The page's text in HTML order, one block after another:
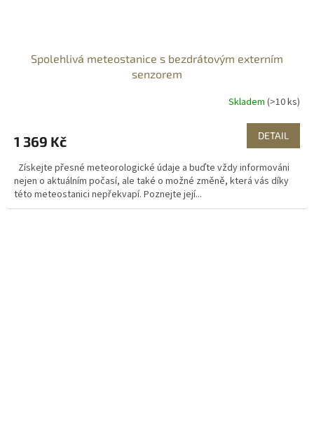
Spolehlivá meteostanice s bezdrátovým externím
senzorem
Skladem (>10 ks)
1 369 Kč DETAIL
Získejte přesné meteorologické údaje a buďte vždy informováni
nejen o aktuálním počasí, ale také o možné změně, která vás díky
této meteostanici nepřekvapí. Poznejte její...